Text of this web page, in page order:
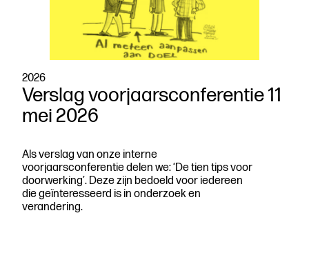
2026
Verslag voorjaarsconferentie 11
mei 2026
Als verslag van onze interne
voorjaarsconferentie delen we: ‘De tien tips voor
doorwerking’. Deze zijn bedoeld voor iedereen
die geïnteresseerd is in onderzoek en
verandering.